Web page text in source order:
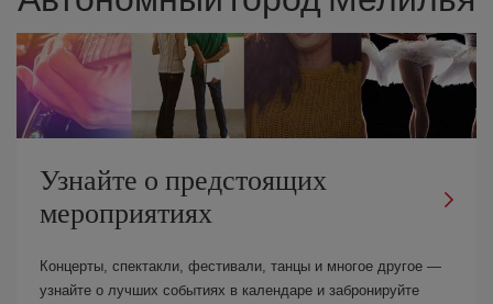
Узнайте о предстоящих
мероприятиях
Концерты, спектакли, фестивали, танцы и многое другое —
узнайте о лучших событиях в календаре и забронируйте